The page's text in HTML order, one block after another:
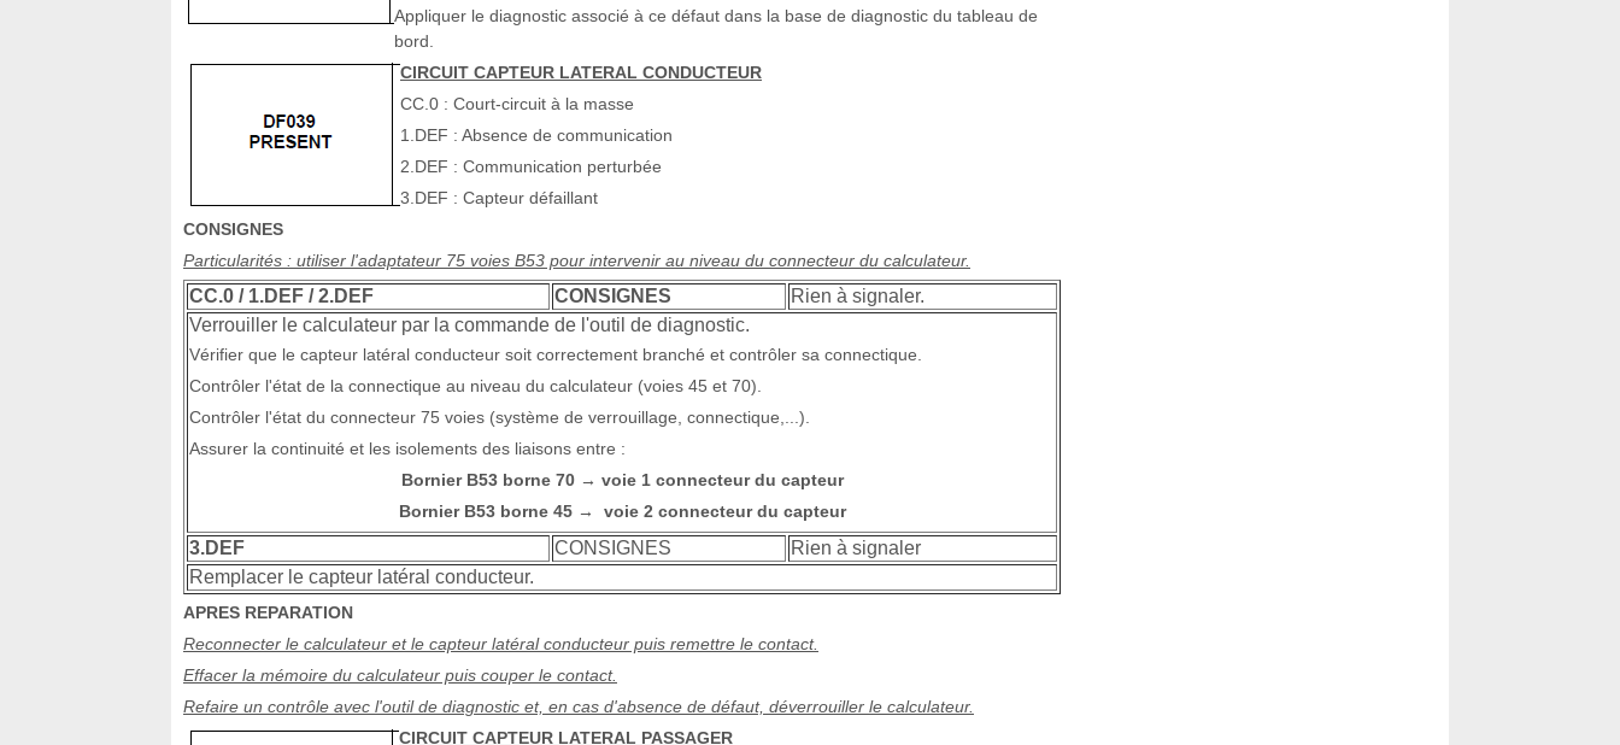
Appliquer le diagnostic associé à ce défaut dans la base de diagnostic du tableau de
bord.
CIRCUIT CAPTEUR LATERAL CONDUCTEUR
CC.0 : Court-circuit à la masse
1.DEF : Absence de communication
2.DEF : Communication perturbée
3.DEF : Capteur défaillant
CONSIGNES
Particularités : utiliser l'adaptateur 75 voies B53 pour intervenir au niveau du connecteur du calculateur.
CC.0 / 1.DEF / 2.DEF CONSIGNES
Rien à signaler.
Verrouiller le calculateur par la commande de l'outil de diagnostic.
Vérifier que le capteur latéral conducteur soit correctement branché et contrôler sa connectique.
Contrôler l'état de la connectique au niveau du calculateur (voies 45 et 70).
Contrôler l'état du connecteur 75 voies (système de verrouillage, connectique,...).
Assurer la continuité et les isolements des liaisons entre :
Bornier B53 borne 70 → voie 1 connecteur du capteur
Bornier B53 borne 45 → voie 2 connecteur du capteur
3.DEF CONSIGNES
Rien à signaler
Remplacer le capteur latéral conducteur.
APRES REPARATION
Reconnecter le calculateur et le capteur latéral conducteur puis remettre le contact.
Effacer la mémoire du calculateur puis couper le contact.
Refaire un contrôle avec l'outil de diagnostic et, en cas d'absence de défaut, déverrouiller le calculateur.
CIRCUIT CAPTEUR LATERAL PASSAGER